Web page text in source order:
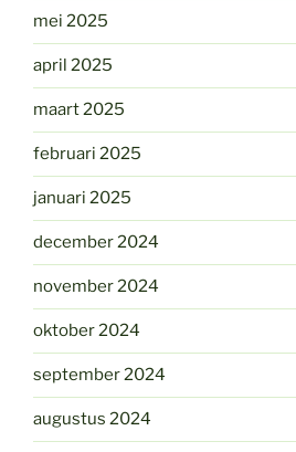
mei 2025
april 2025
maart 2025
februari 2025
januari 2025
december 2024
november 2024
oktober 2024
september 2024
augustus 2024